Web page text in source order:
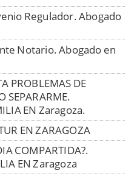
Regulador. Abogado
Notario. Abogado en
PROBLEMAS DE
SEPARARME.
EN Zaragoza.
EN ZARAGOZA
COMPARTIDA?.
EN Zaragoza